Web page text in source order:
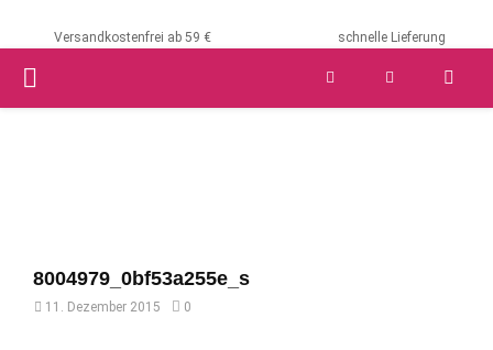
Versandkostenfrei ab 59 € schnelle Lieferung
PRIMARY
8004979_0bf53a255e_s
11. Dezember 2015 0